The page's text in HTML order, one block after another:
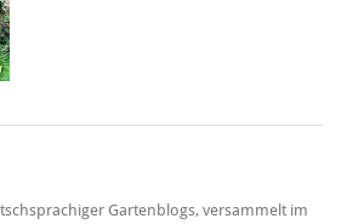
Gartenblogs, versammelt im